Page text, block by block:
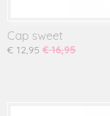
Cap sweet
€ 12,95 € 16,95